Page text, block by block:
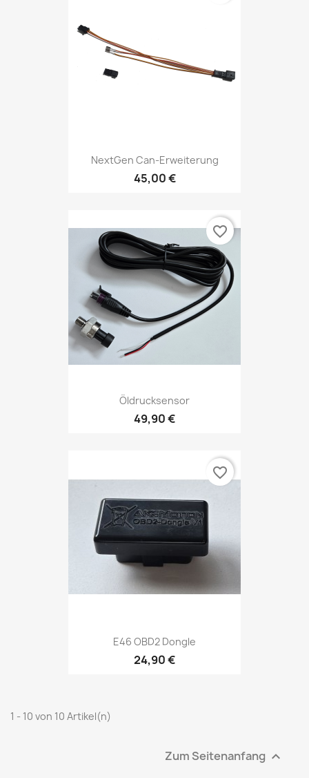
NextGen Can-Erweiterung
45,00 €
Öldrucksensor
49,90 €
favorite_border
E46 OBD2 Dongle
24,90 €
favorite_border
1 - 10 von 10 Artikel(n)
Zum Seitenanfang 